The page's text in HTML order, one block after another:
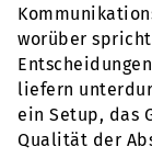
worüber
liefern
ein Setup, das
Qualität der